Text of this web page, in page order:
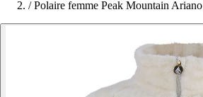
/ Polaire femme Peak Mountain Ariano